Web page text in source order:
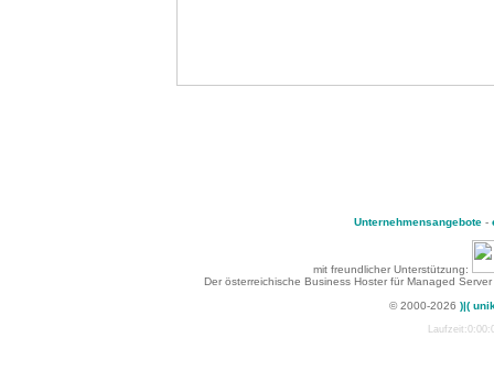
Unternehmensangebote-
mit freundlicher Unterstützung:
Der österreichische Business Hoster für Managed
© 2000-2026 )|(